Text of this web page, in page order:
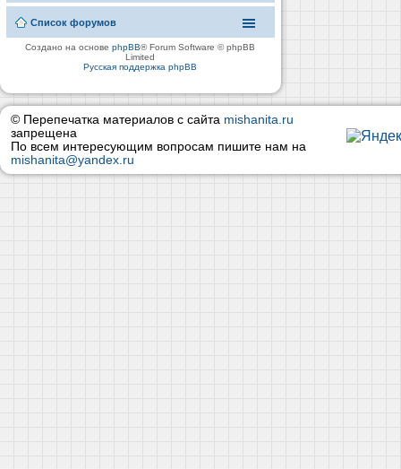
Список форумов
Создано на основеphpBB® Forum Software © phpBB
Limited
Русская поддержка phpBB
© Перепечатка материалов с сайта mishanita.ru
запрещена
По всем интересующим вопросам пишите нам на
mishanita@yandex.ru